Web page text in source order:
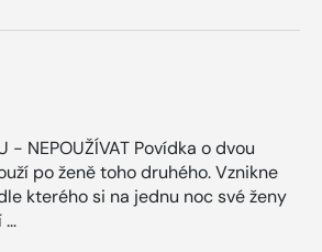
- NEPOUŽÍVAT Povídka o dvou
po ženě toho druhého. Vznikne
kterého si na jednu noc své ženy
…